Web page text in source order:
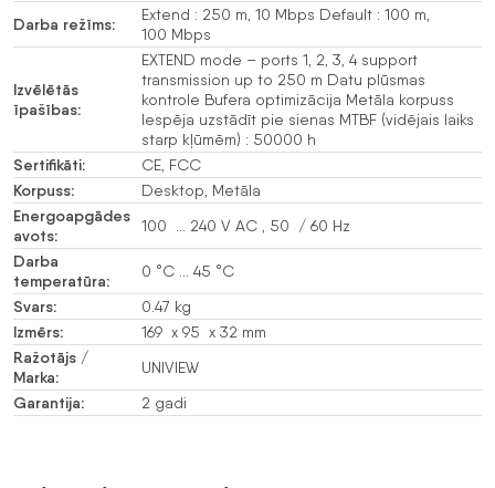
Darba režīms:
Extend : 250 m, 10 Mbps Default : 100 m,
100 Mbps
Izvēlētās
īpašības:
EXTEND mode – ports 1, 2, 3, 4 support
transmission up to 250 m Datu plūsmas
kontrole Bufera optimizācija Metāla korpuss
Iespēja uzstādīt pie sienas MTBF (vidējais laiks
starp kļūmēm) : 50000 h
Sertifikāti: CE, FCC
Korpuss: Desktop, Metāla
Energoapgādes
avots:
100 … 240 V AC , 50 / 60 Hz
Darba
temperatūra:
0 °C … 45 °C
Svars: 0.47 kg
Izmērs: 169 x 95 x 32 mm
Ražotājs /
Marka:
UNIVIEW
Garantija: 2 gadi